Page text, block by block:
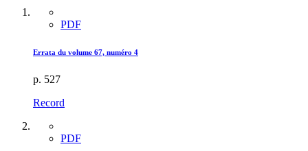
PDF
Errata du volume 67, numéro 4
p. 527
Record
PDF